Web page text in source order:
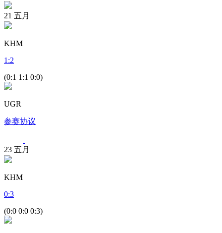
21 五月
KHM
1 :2
(0:1 1:1 0:0)
UGR
参赛协议
23 五月
KHM
0:3
(0:0 0:0 0:3)